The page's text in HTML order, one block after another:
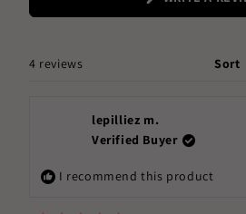
4 reviews Sort
lepilliez m.
Verified Buyer
I recommend this product
Loading...